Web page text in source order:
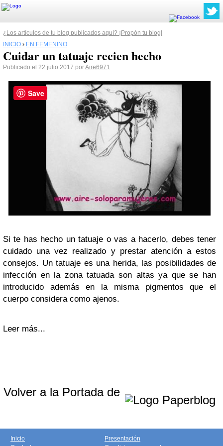
¿Los artículos de tu blog publicados aquí? ¡Propón tu blog!
INICIO › EN FEMENINO
Cuidar un tatuaje recien hecho
Publicado el 22 julio 2017 porAire6971
Si te has hecho un tatuaje o vas a hacerlo, debes tener
cuidado una vez realizado y prestar atención a estos
consejos. Un tatuaje es una herida, las posibilidades de
infección en la zona tatuada son altas ya que se han
introducido además en la misma pigmentos que el
cuerpo considera como ajenos.
Leer más...
Volver a la Portada de
Inicio
Presentación
Save